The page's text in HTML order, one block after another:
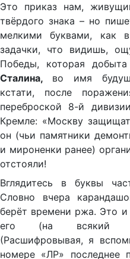
Это приказ нам,
твёрдого знака – но
мелкими буквами, как
задачки, что видишь,
Победы, которая
Сталина, во имя
кстати, после
переброской 8-й
Кремле: «Москву
он (чьи памятники
и мироненки ранее)
отстояли!
Вглядитесь в буквы
Словно вчера
берёт времени ржа. Это и
его (на всякий
(Расшифровывая, я
номере «ЛР» последнее